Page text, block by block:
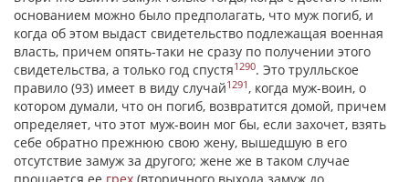
основанием можно было предполагать, что муж погиб, и
когда об этом выдаст свидетельство подлежащая военная
власть, причем опять-таки не сразу по получении этого
свидетельства, а только год спустя1290. Это трулльское
правило (93) имеет в виду случай1291, когда муж-воин, о
котором думали, что он погиб, возвратится домой, причем
определяет, что этот муж-воин мог бы, если захочет, взять
себе обратно прежнюю свою жену, вышедшую в его
отсутствие замуж за другого; жене же в таком случае